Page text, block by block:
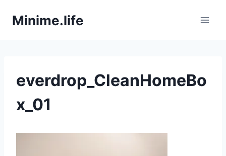
InhaltMinime.life
everdrop_CleanHomeBo
x_01